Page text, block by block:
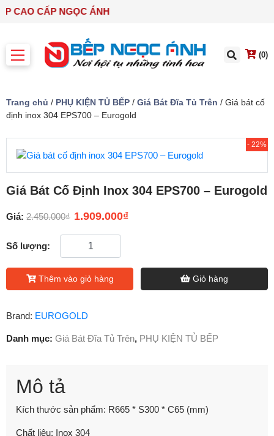
CAO CẤP NGỌC ÁNH
(0)
Trang chủ / PHỤ KIỆN TỦ BẾP / Giá Bát Đĩa Tủ Trên / Giá bát cố
định inox 304 EPS700 – Eurogold
- 22%
Giá Bát Cố Định Inox 304 EPS700 – Eurogold
Giá: 2.450.000₫ 1.909.000₫
Số lượng:
Thêm vào giỏ hàng Giỏ hàng
Brand: EUROGOLD
Danh mục: Giá Bát Đĩa Tủ Trên, PHỤ KIỆN TỦ BẾP
Mô tả
Kích thước sản phẩm: R665 * S300 * C65 (mm)
Chất liệu: Inox 304